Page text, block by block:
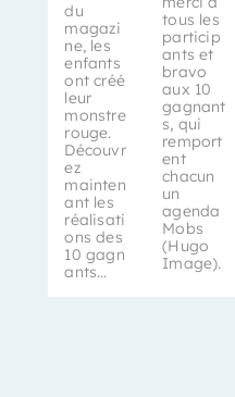
du
magazi
ne, les
enfants
ont créé
leur
monstre
rouge.
Découvr
ez
mainten
ant les
réalisati
ons des
10 gagn
ants…
tous les
particip
ants et
bravo
aux 10
gagnant
s, qui
remport
ent
chacun
un
agenda
Mobs
(Hugo
Image).